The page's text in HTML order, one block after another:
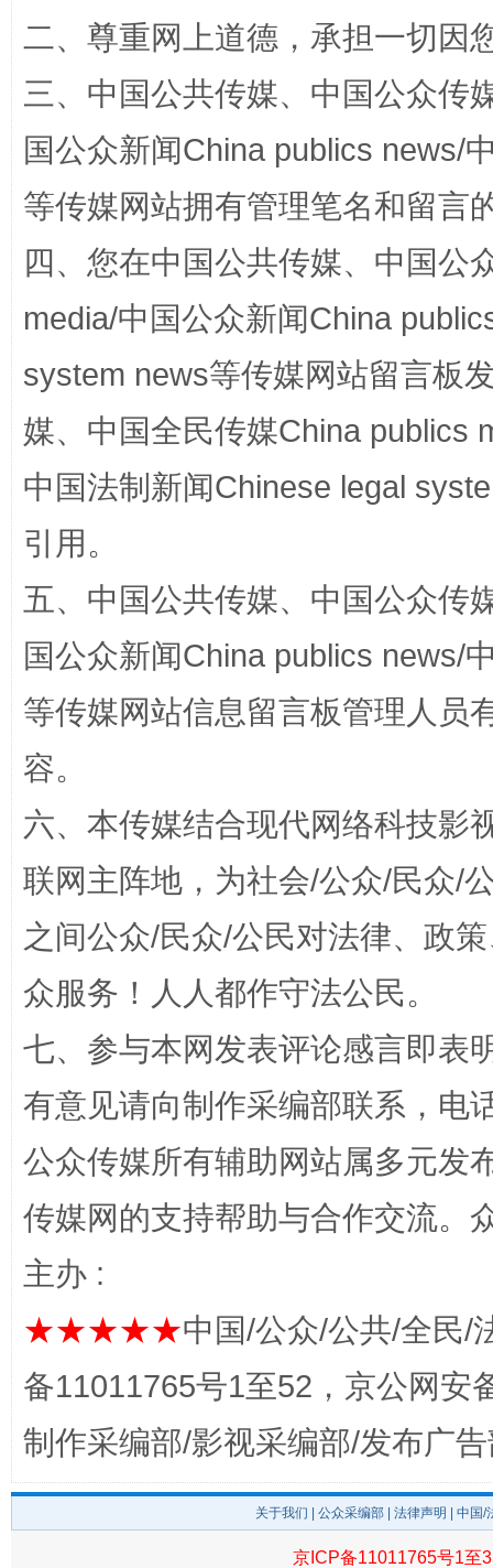
招工难、用工荒背后
网上购药对药下症？
这是一记警钟！ 谢
今
二、尊重网上道德，承担一切因
三、中国公共传媒、中国公众传
国公众新闻China publics news/
等传媒网站拥有管理笔名和留言
四、您在中国公共传媒、中国公
media/中国公众新闻China
system news等传媒网站留言板
媒、中国全民传媒China publics
中国法制新闻Chinese legal
引用。
五、中国公共传媒、中国公众传
国公众新闻China publics news/
等传媒网站信息留言板管理人员
容。
六、本传媒结合现代网络科技影
联网主阵地，为社会/公众/民众/
之间公众/民众/公民对法律、政
众服务！人人都作守法公民。
七、参与本网发表评论感言即表
有意见请向制作采编部联系，电
公众传媒所有辅助网站属多元发
传媒网的支持帮助与合作交流。
主办 :
★★★★★中国/公众/公共/全民/
备11011765号1至52，京公网安
制作采编部/影视采编部/发布广
关于我们 公众采编部 法律声明 | 中国
京ICP备11011765号1至